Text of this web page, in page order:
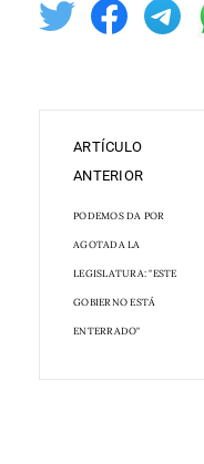
ARTÍCULO
ANTERIOR
PODEMOS DA POR
AGOTADA LA
LEGISLATURA: "ESTE
GOBIERNO ESTÁ
ENTERRADO"